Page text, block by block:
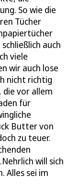
So wie die
Tücher
auch
viele
wir auch lose
nicht richtig
die vor allem
für
Butter von
zu teuer.
will sich
Alles sei im